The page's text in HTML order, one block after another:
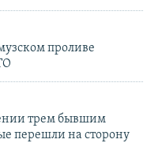
проливе
трем бывшим
перешли на сторону